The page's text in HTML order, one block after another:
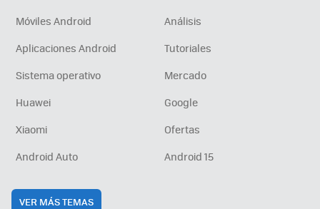
Móviles Android
Análisis
Aplicaciones Android
Tutoriales
Sistema operativo
Mercado
Huawei
Google
Xiaomi
Ofertas
Android Auto
Android 15
VER MÁS TEMAS